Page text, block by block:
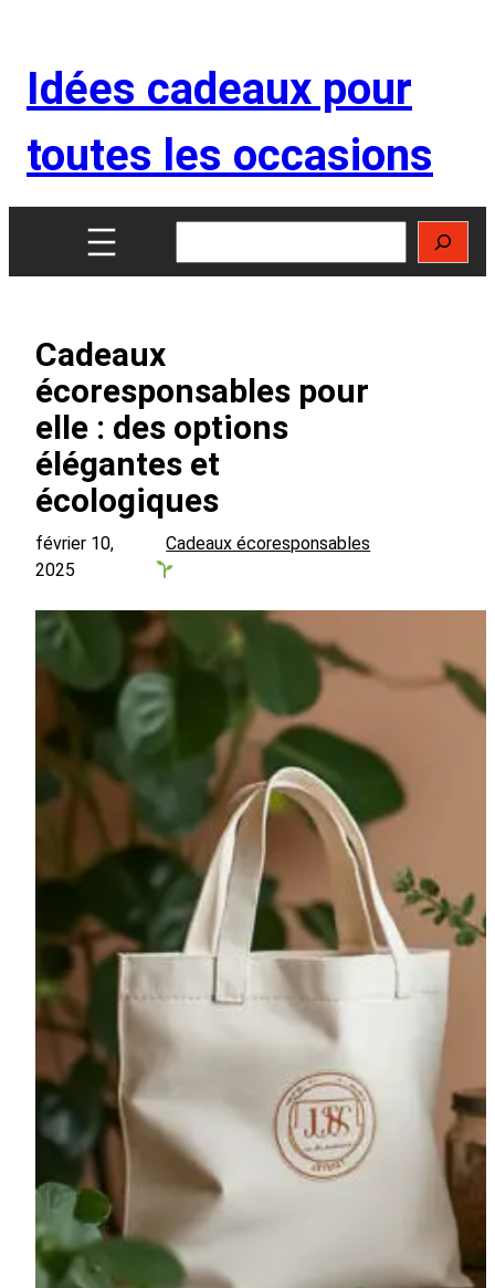
contenu
Idées cadeaux pour
toutes les occasions
Cadeaux
écoresponsables pour
elle : des options
élégantes et
écologiques
février 10,
2025
Cadeaux écoresponsables